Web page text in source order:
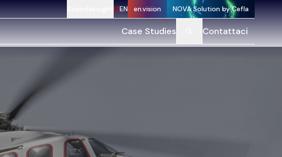
ITEN en.vision NOVA Solution by Cefla
Case Studies Contattaci